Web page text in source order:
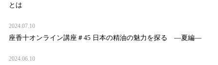
とは
2024.07.10
座香十オンライン講座＃45 日本の精油の魅力を探る ―夏編―
2024.06.10